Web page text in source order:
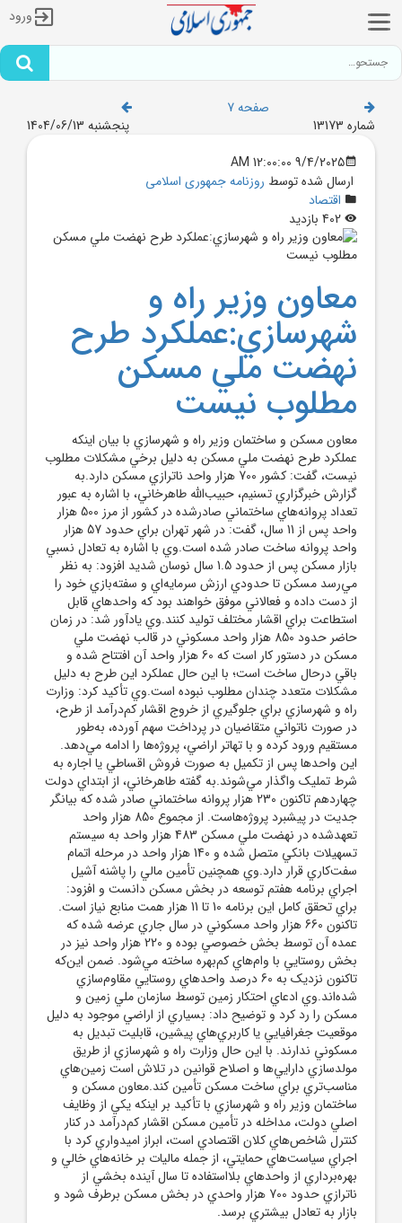
ورود
صفحه 7
شماره 13173
پنجشنبه 1404/06/13
9/4/2025 12:00:00 AM
ارسال شده توسط روزنامه جمهوری اسلامی
اقتصاد
معاون وزير راه و
شهرسازي:عملکرد طرح
نهضت ملي مسکن
مطلوب نيست
معاون مسکن و ساختمان وزير راه و شهرسازي با بيان اينکه
عملکرد طرح نهضت ملي مسکن به دليل برخي مشکلات مطلوب
نيست، گفت:‌ کشور 700 هزار واحد ناترازي مسکن دارد.به
گزارش خبرگزاري تسنيم، حبيب‌الله طاهرخاني، با اشاره به عبور
تعداد پروانه‌هاي ساختماني صادرشده در کشور از مرز 500 هزار
واحد پس از 11 سال، گفت: در شهر تهران براي حدود 57 هزار
واحد پروانه ساخت صادر شده است.وي با اشاره به تعادل نسبي
بازار مسکن پس از حدود 1.5 سال نوسان شديد افزود: به نظر
مي‌رسد مسکن تا حدودي ارزش سرمايه‌اي و سفته‌بازي خود را
از دست داده و فعالاني موفق خواهند بود که واحدهاي قابل
استطاعت براي اقشار مختلف توليد کنند.وي يادآور شد:‌ در زمان
حاضر حدود 850 هزار واحد مسکوني در قالب نهضت ملي
مسکن در دستور کار است که 60 هزار واحد آن افتتاح شده و
باقي درحال ساخت است؛ با اين حال عملکرد اين طرح به دليل
مشکلات متعدد چندان مطلوب نبوده است.وي تأکيد کرد: وزارت
راه و شهرسازي براي جلوگيري از خروج اقشار کم‌درآمد از طرح،
در صورت ناتواني متقاضيان در پرداخت سهم آورده، به‌طور
مستقيم ورود کرده و با تهاتر اراضي، پروژه‌ها را ادامه مي‌دهد.
اين واحدها پس از تکميل به صورت فروش اقساطي يا اجاره به
شرط تمليک واگذار مي‌شوند.به گفته طاهرخاني، از ابتداي دولت
چهاردهم تاکنون 230 هزار پروانه ساختماني صادر شده که بيانگر
جديت در پيشبرد پروژه‌هاست. از مجموع 850 هزار واحد
تعهدشده در نهضت ملي مسکن 483 هزار واحد به سيستم
تسهيلات بانکي متصل شده و 140 هزار واحد در مرحله اتمام
سفت‌کاري قرار دارد.وي همچنين تأمين مالي را پاشنه آشيل
اجراي برنامه هفتم توسعه در بخش مسکن دانست و افزود:
براي تحقق کامل اين برنامه 10 تا 11 هزار همت منابع نياز است.
تاکنون 660 هزار واحد مسکوني در سال جاري عرضه شده که
عمده آن توسط بخش خصوصي بوده و 220 هزار واحد نيز در
بخش روستايي با وام‌هاي کم‌بهره ساخته مي‌شود. ضمن اين‌که
تاکنون نزديک به 60 درصد واحدهاي روستايي مقاوم‌سازي
شده‌اند.وي ادعاي احتکار زمين توسط سازمان ملي زمين و
مسکن را رد کرد و توضيح داد: بسياري از اراضي موجود به دليل
موقعيت جغرافيايي يا کاربري‌هاي پيشين، قابليت تبديل به
مسکوني ندارند. با اين حال وزارت راه و شهرسازي از طريق
مولدسازي دارايي‌ها و اصلاح قوانين در تلاش است زمين‌هاي
مناسب‌تري براي ساخت مسکن تأمين کند.معاون مسکن و
ساختمان وزير راه و شهرسازي با تأکيد بر اينکه يکي از وظايف
اصلي دولت، مداخله در تأمين مسکن اقشار کم‌درآمد در کنار
کنترل شاخص‌هاي کلان اقتصادي است، ابراز اميدواري کرد با
اجراي سياست‌هاي حمايتي، از جمله ماليات بر خانه‌هاي خالي و
بهره‌برداري از واحدهاي بلااستفاده تا سال آينده بخشي از
ناترازي حدود 700 هزار واحدي در بخش مسکن برطرف شود و
بازار به تعادل بيشتري برسد.